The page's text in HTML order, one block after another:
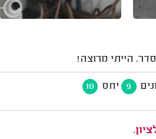
הייתי מרוצה!
9 יחס 10